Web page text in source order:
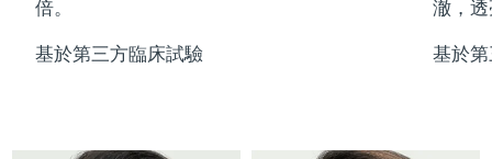
倍。
基於第三方臨床試驗
澈，
基於
Blackhead remover
LED light hairbrush
issa™ Teeth Whitening Set
Dual LED + sonic device & 18% PAP gel
issa™ Teeth Whitening Gel
更多的
印尼 8/9/26
愛爾蘭 8/11/26